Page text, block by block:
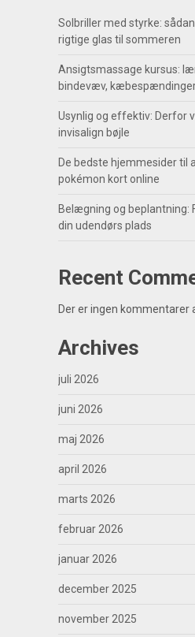
Solbriller med styrke:
rigtige glas til sommeren
Ansigtsmassage kursus:
bindevæv,
Usynlig og effektiv: Derfor
invisalign bøjle
De bedste hjemmesider til
pokémon kort online
Belægning og beplantning:
din udendørs plads
Recent
Der er ingen kommentarer
Archives
juli 2026
juni 2026
maj 2026
april 2026
marts 2026
februar 2026
januar 2026
december 2025
november 2025